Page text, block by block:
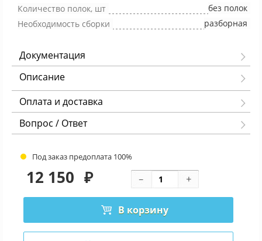
Количество полок, шт
без полок
Необходимость сборки
разборная
Документация
Описание
Оплата и доставка
Вопрос / Ответ
Под заказ предоплата 100%
12 150 ₽
В корзину